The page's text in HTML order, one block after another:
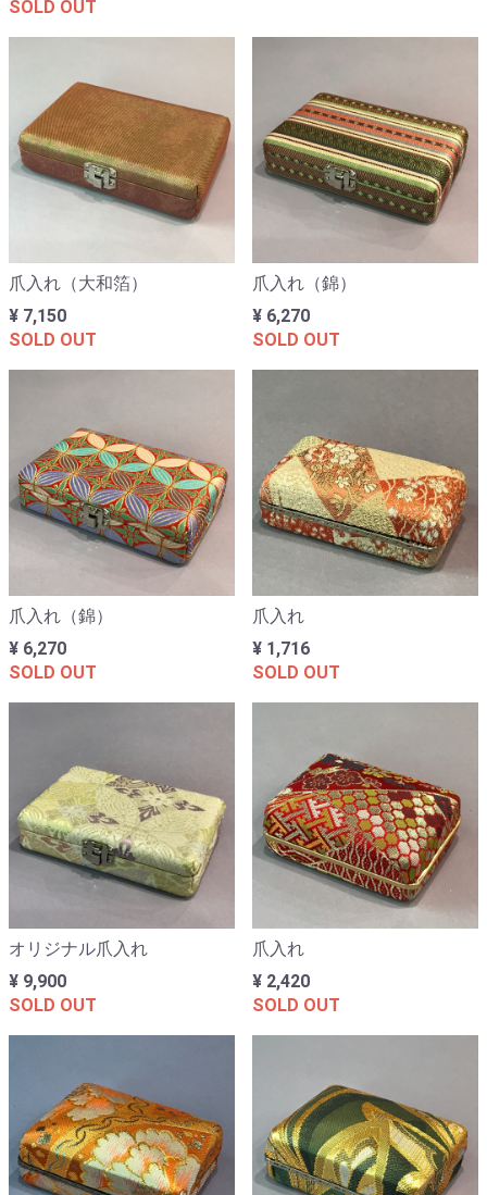
SOLD OUT
爪入れ（大和箔）
¥ 7,150
SOLD OUT
爪入れ（錦）
¥ 6,270
SOLD OUT
爪入れ（錦）
¥ 6,270
SOLD OUT
爪入れ
¥ 1,716
SOLD OUT
オリジナル爪入れ
¥ 9,900
SOLD OUT
爪入れ
¥ 2,420
SOLD OUT